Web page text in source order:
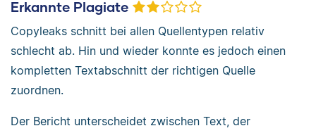
Erkannte Plagiate
Copyleaks schnitt bei allen Quellentypen relativ
schlecht ab. Hin und wieder konnte es jedoch einen
kompletten Textabschnitt der richtigen Quelle
zuordnen.
Der Bericht unterscheidet zwischen Text, der